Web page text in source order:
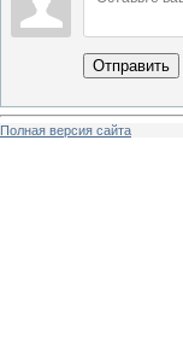
Отправить
Полная версия сайта